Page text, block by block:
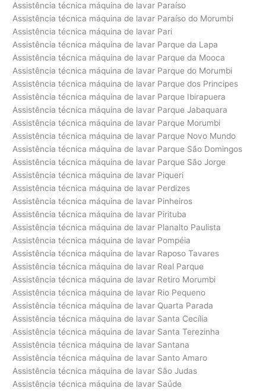
Assistência técnica máquina de lavar Paraíso
Assistência técnica máquina de lavar Paraíso do Morumbi
Assistência técnica máquina de lavar Pari
Assistência técnica máquina de lavar Parque da Lapa
Assistência técnica máquina de lavar Parque da Mooca
Assistência técnica máquina de lavar Parque do Morumbi
Assistência técnica máquina de lavar Parque dos Principes
Assistência técnica máquina de lavar Parque Ibirapuera
Assistência técnica máquina de lavar Parque Jabaquara
Assistência técnica máquina de lavar Parque Morumbi
Assistência técnica máquina de lavar Parque Novo Mundo
Assistência técnica máquina de lavar Parque São Domingos
Assistência técnica máquina de lavar Parque São Jorge
Assistência técnica máquina de lavar Piqueri
Assistência técnica máquina de lavar Perdizes
Assistência técnica máquina de lavar Pinheiros
Assistência técnica máquina de lavar Pirituba
Assistência técnica máquina de lavar Planalto Paulista
Assistência técnica máquina de lavar Pompéia
Assistência técnica máquina de lavar Raposo Tavares
Assistência técnica máquina de lavar Real Parque
Assistência técnica máquina de lavar Retiro Morumbi
Assistência técnica máquina de lavar Rio Pequeno
Assistência técnica máquina de lavar Quarta Parada
Assistência técnica máquina de lavar Santa Cecília
Assistência técnica máquina de lavar Santa Terezinha
Assistência técnica máquina de lavar Santana
Assistência técnica máquina de lavar Santo Amaro
Assistência técnica máquina de lavar São Judas
Assistência técnica máquina de lavar Saúde